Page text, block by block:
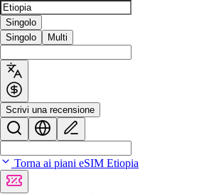
Singolo
Singolo
Multi
Scrivi una recensione
Torna ai piani eSIM Etiopia